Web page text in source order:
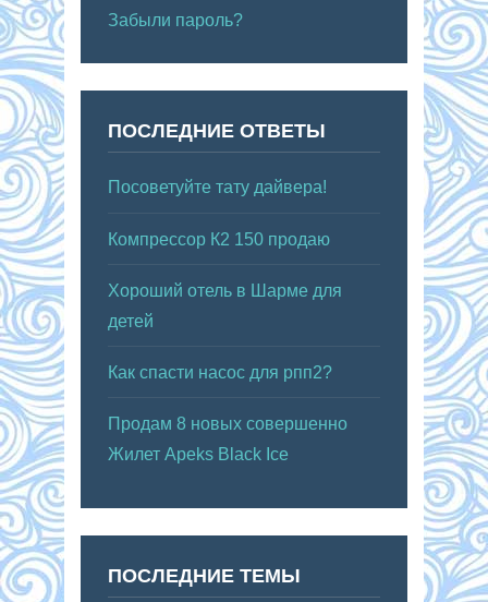
Забыли пароль?
ПОСЛЕДНИЕ ОТВЕТЫ
Посоветуйте тату дайвера!
Компрессор К2 150 продаю
Хороший отель в Шарме для
детей
Как спасти насос для рпп2?
Продам 8 новых совершенно
Жилет Apeks Black Ice
ПОСЛЕДНИЕ ТЕМЫ